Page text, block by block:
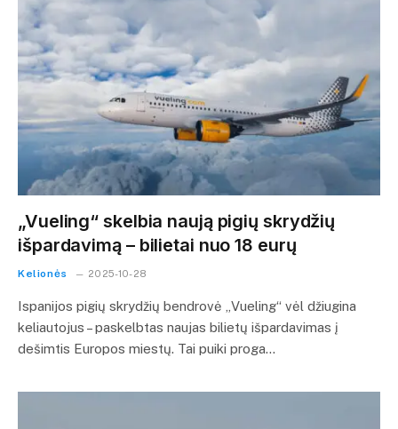
„Vueling“ skelbia naują pigių skrydžių
išpardavimą – bilietai nuo 18 eurų
Kelionės 2025-10-28
Ispanijos pigių skrydžių bendrovė „Vueling“ vėl džiugina
keliautojus – paskelbtas naujas bilietų išpardavimas į
dešimtis Europos miestų. Tai puiki proga…